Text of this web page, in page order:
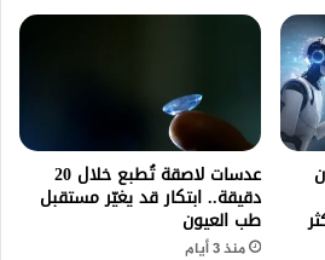
عدسات لاصقة تُطبع خلال 20
دقيقة.. ابتكار قد يغيّر مستقبل
طب العيون
منذ 3 أيام